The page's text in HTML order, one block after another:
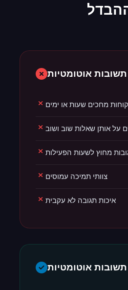
אוטומטיות
מחכים שעות או ימים
על אותן שאלות שוב ושוב
מחוץ לשעות הפעילות
צוותי תמיכה עמוסים
איכות תגובה לא עקבית
אוטומטיות